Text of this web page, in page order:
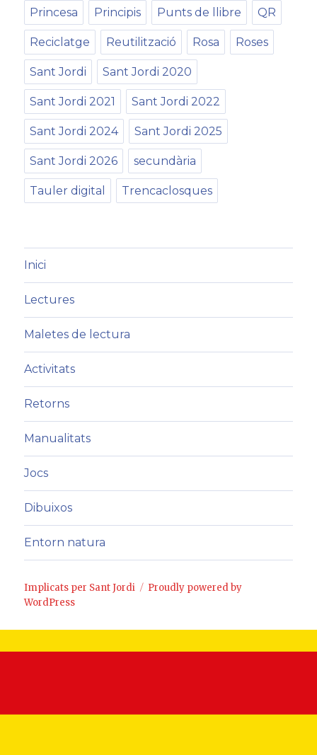
Princesa Principis Punts de llibre QR
Reciclatge Reutilització Rosa Roses
Sant Jordi Sant Jordi 2020
Sant Jordi 2021 Sant Jordi 2022
Sant Jordi 2024 Sant Jordi 2025
Sant Jordi 2026 secundària
Tauler digital Trencaclosques
Inici
Lectures
Maletes de lectura
Activitats
Retorns
Manualitats
Jocs
Dibuixos
Entorn natura
Implicats per Sant Jordi
Proudly powered by
WordPress